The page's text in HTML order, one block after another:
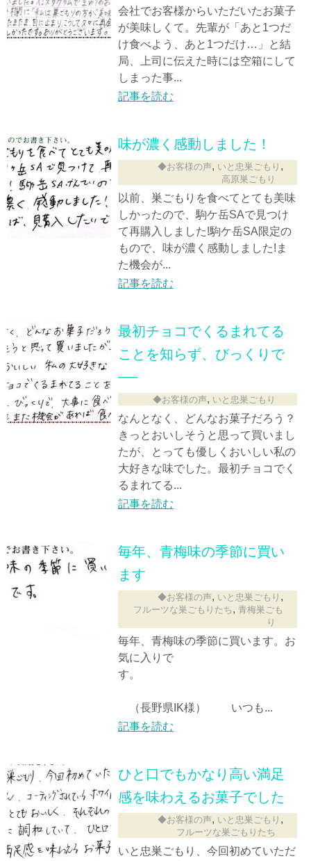
会社でお客様からいただいたお菓子
が美味しくて。先輩が「あと1つだ
け食べよう、あと1つだけ…」と結
局、上司に伝えた時には空箱にして
しまった事...
記事を読む
味が濃く感動しました！
◆お客様の声, いと忠巣ごもり ,
高原巣ごもり
以前、巣ごもりを食べてとても美味
しかったので、駒ケ岳SAで見つけ
て再購入しました!駒ケ岳SA限定の
もので、味が濃く感動しました!ま
た機会が...
記事を読む
最初チョコでくるまれてる
ことを知らず、びっくりで
──
◆お客様の声, いと忠巣ごもり
なんとなく、どんなお菓子だろう？
きっとおいしそうと思って買いまし
たが、とっても優しくおいしい私の
大好きな味でした。最初チョコでく
るまれてる...
記事を読む
毎年、青梅味の季節に買い
ます
◆お客様の声, いと忠巣ごもり ,
フルーツな巣ごもりたち , 青梅巣ごも
り
毎年、青梅味の季節に買います。お
気に入りで
す。
（長野県IK様） いつも...
記事を読む
ひと口でもかなり高い満足
感を味わえるお菓子でした
◆お客様の声, いと忠巣ごもり ,
フルーツな巣ごもりたち
いと忠巣ごもり、今回初めていただ